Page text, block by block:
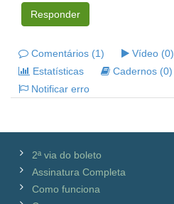
Responder
Comentários (1) Vídeo (0)
Estatísticas
Cadernos (0)
Notificar erro
2ª via do boleto
Assinatura Completa
Como funciona